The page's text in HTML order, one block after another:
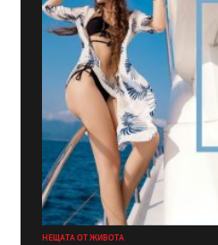
НЕЩАТА ОТ ЖИВОТА